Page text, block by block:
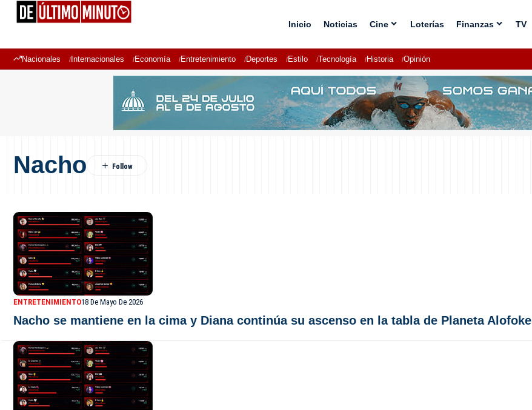
Inicio Noticias Cine Loterías Finanzas TV
Nacionales Internacionales Economía Entretenimiento Deportes Estilo Tecnología Historia Opinión
Nacho
ENTRETENIMIENTO18 De Mayo De 2026
Nacho se mantiene en la cima y Diana continúa su ascenso en la tabla de Planeta Alofoke